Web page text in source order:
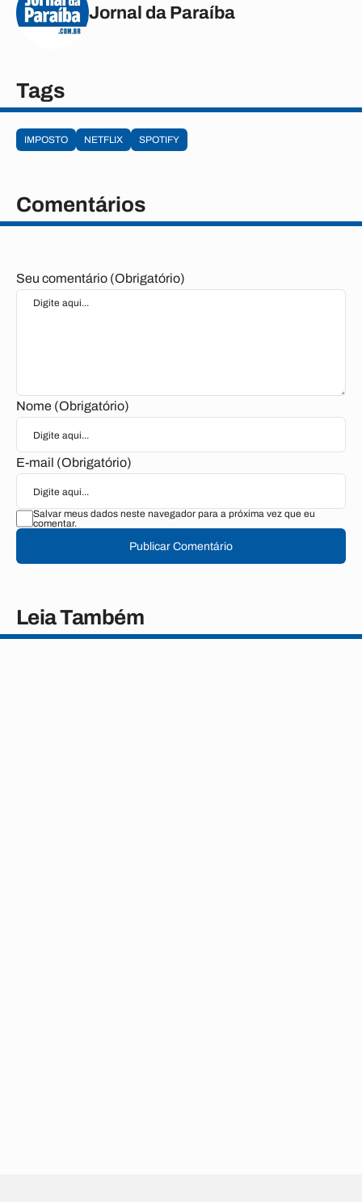
Jornal da Paraíba
Tags
IMPOSTO NETFLIX SPOTIFY
Comentários
Seu comentário (Obrigatório)
Nome (Obrigatório)
E-mail (Obrigatório)
Salvar meus dados neste navegador para a próxima vez que eu
comentar.
Publicar Comentário
Leia Também